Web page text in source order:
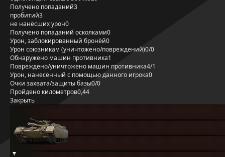
Получено попаданий3
пробитий3
не нанёсших урон0
Получено попаданий осколками0
Урон, заблокированный бронёй0
Урон союзникам (уничтожено/повреждений)0/0
Обнаружено машин противника1
Повреждено/уничтожено машин противника4/1
Урон, нанесённый с помощью данного игрока0
Очки захвата/защиты базы0/0
Пройдено километров0,44
Закрыть